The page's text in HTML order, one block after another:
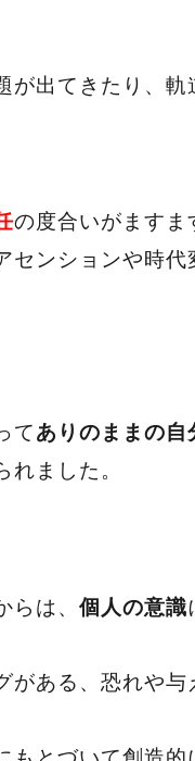
出てきたり、軌
の度合いがますま
センションや時
てありのままの自
ました。
らは、個人の意識
ある、恐れや与
もとづいて創造的